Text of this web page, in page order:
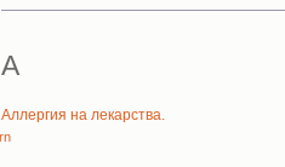
А
Аллергия на лекарства.